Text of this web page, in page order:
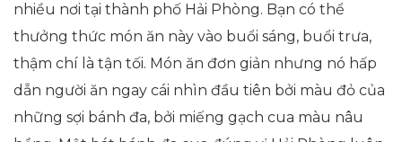
nhiều nơi tại thành phố Hải Phòng. Bạn có thể
thưởng thức món ăn này vào buổi sáng, buổi trưa,
thậm chí là tận tối. Món ăn đơn giản nhưng nó hấp
dẫn người ăn ngay cái nhìn đầu tiên bởi màu đỏ của
những sợi bánh đa, bởi miếng gạch cua màu nâu